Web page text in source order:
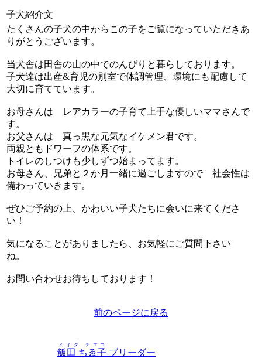
子犬紹介文
たくさんの子犬の中からこの子をご覧になっていただきあ
りがとうございます。
当犬舎は田舎の山の中でのんびりと暮らしております。
子犬達は出産&育児の別室で体調管理、環境にも配慮して
大切に育てています。
お母さんは レアカラーの子育て上手な優しいママさんで
す。
お父さんは 真っ黒な元気なイケメン君です。
両親ともドワーフの体系です。
トイレのしつけも少しずつ始まってます。
お母さん、兄弟と２か月一緒に過ごしますので 社会性は
備わっていきます。
ぜひご予約の上、かわいい子犬たちに会いに来てくださ
い！
気になることがありましたら、お気軽にご質問下さい
ね。
お問い合わせお待ちしております！
前のページに戻る
飯田 ちゑ子
イイダ チエコ
ブリーダー